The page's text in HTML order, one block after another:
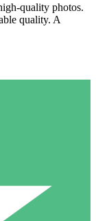
photos.
quality. A